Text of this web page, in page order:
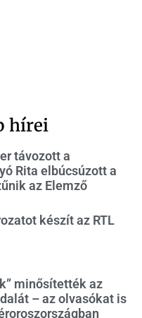
hírei
távozott a
Rita elbúcsúzott a
az Elemző
készít az RTL
minősítették az
– az olvasókat is